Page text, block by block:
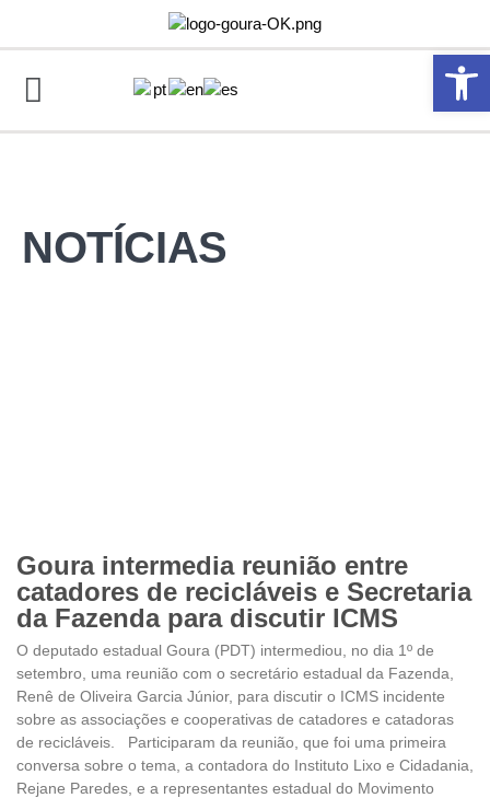
Abrir
NOTÍCIAS
Goura intermedia reunião entre
catadores de recicláveis e Secretaria
da Fazenda para discutir ICMS
O deputado estadual Goura (PDT) intermediou, no dia 1º de
setembro, uma reunião com o secretário estadual da Fazenda,
Renê de Oliveira Garcia Júnior, para discutir o ICMS incidente
sobre as associações e cooperativas de catadores e catadoras
de recicláveis. Participaram da reunião, que foi uma primeira
conversa sobre o tema, a contadora do Instituto Lixo e Cidadania,
Rejane Paredes, e a representantes estadual do Movimento